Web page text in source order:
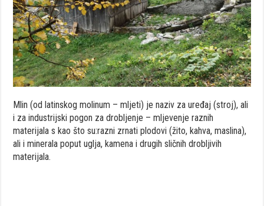
Mlin (od latinskog molinum – mljeti) je naziv za uređaj (stroj), ali
i za industrijski pogon za drobljenje – mljevenje raznih
materijala s kao što su:razni zrnati plodovi (žito, kahva, maslina),
ali i minerala poput uglja, kamena i drugih sličnih drobljivih
materijala.